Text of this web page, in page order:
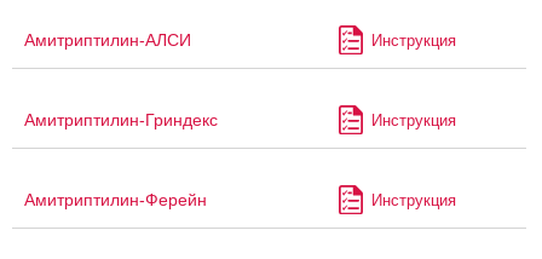
Амитриптилин-АЛСИ Инструкция
Амитриптилин-Гриндекс Инструкция
Амитриптилин-Ферейн Инструкция